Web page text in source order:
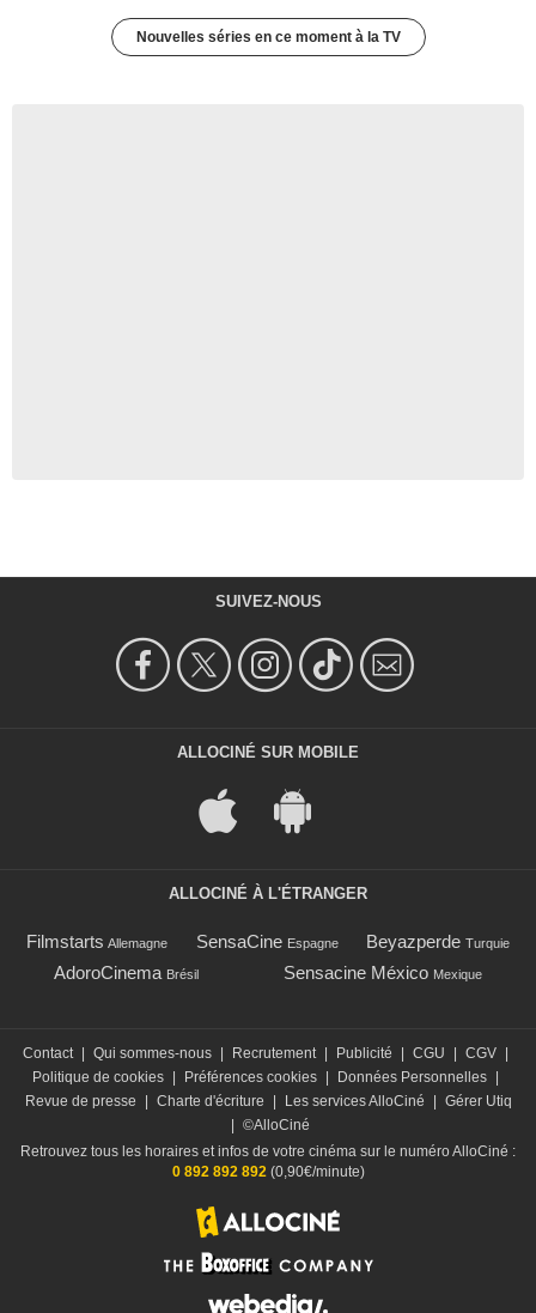
Nouvelles séries en ce moment à la TV
SUIVEZ-NOUS
ALLOCINÉ SUR MOBILE
ALLOCINÉ À L'ÉTRANGER
Filmstarts Allemagne SensaCine Espagne Beyazperde Turquie
AdoroCinema Brésil Sensacine México Mexique
Contact | Qui sommes-nous | Recrutement | Publicité | CGU | CGV |
Politique de cookies | Préférences cookies | Données Personnelles |
Revue de presse
| Charte d'écriture | Les services AlloCiné | Gérer Utiq
| ©AlloCiné
Retrouvez tous les horaires et infos de votre cinéma sur le numéro AlloCiné :
0 892 892 892(0,90€/minute)